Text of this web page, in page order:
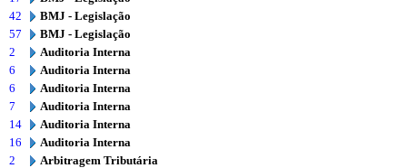
42
BMJ - Legislação
57
BMJ - Legislação
2
Auditoria Interna
6
Auditoria Interna
6
Auditoria Interna
7
Auditoria Interna
14
Auditoria Interna
16
Auditoria Interna
2
Arbitragem Tributária